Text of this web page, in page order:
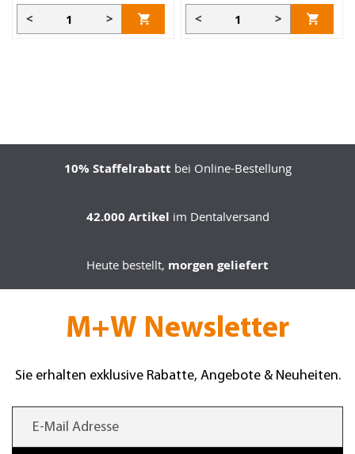
< > < >
10% Staffelrabatt bei Online-Bestellung
42.000 Artikel im Dentalversand
Heute bestellt, morgen geliefert
M+W Newsletter
Sie erhalten exklusive Rabatte, Angebote & Neuheiten.